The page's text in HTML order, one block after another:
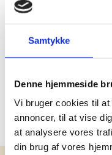
Samtykke
Denne hjemmeside
Vi bruger cookies til
annoncer, til at vise
at analysere vores
din brug af vores
Social audit
Oprindelsesland
PMS farve